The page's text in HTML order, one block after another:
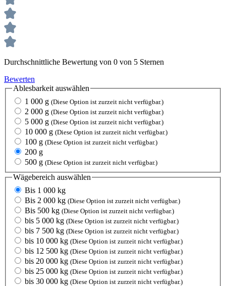
Durchschnittliche Bewertung von 0 von 5 Sternen
Bewerten
Ablesbarkeitauswählen
1 000 g (Diese Option ist zurzeit nicht verfügbar.)
2 000 g (Diese Option ist zurzeit nicht verfügbar.)
5 000 g (Diese Option ist zurzeit nicht verfügbar.)
10 000 g (Diese Option ist zurzeit nicht verfügbar.)
100 g (Diese Option ist zurzeit nicht verfügbar.)
200 g
500 g (Diese Option ist zurzeit nicht verfügbar.)
Wägebereich auswählen
Bis 1 000 kg
Bis 2 000 kg (Diese Option ist zurzeit nicht verfügbar.)
Bis 500 kg (Diese Option ist zurzeit nicht verfügbar.)
bis 5 000 kg (Diese Option ist zurzeit nicht verfügbar.)
bis 7 500 kg (Diese Option ist zurzeit nicht verfügbar.)
bis 10 000 kg (Diese Option ist zurzeit nicht verfügbar.)
bis 12 500 kg (Diese Option ist zurzeit nicht verfügbar.)
bis 20 000 kg (Diese Option ist zurzeit nicht verfügbar.)
bis 25 000 kg (Diese Option ist zurzeit nicht verfügbar.)
bis 30 000 kg (Diese Option ist zurzeit nicht verfügbar.)